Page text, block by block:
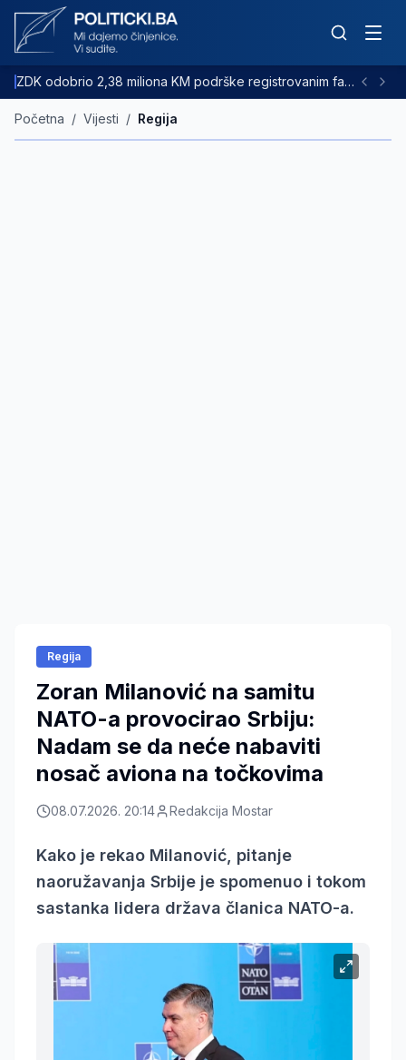
ZDK odobrio 2,38 miliona KM podrške registrovanim farmama goveda
Početna / Vijesti / Regija
Regija
Zoran Milanović na samitu
NATO-a provocirao Srbiju:
Nadam se da neće nabaviti
nosač aviona na točkovima
08.07.2026. 20:14 Redakcija Mostar
Kako je rekao Milanović, pitanje
naoružavanja Srbije je spomenuo i tokom
sastanka lidera država članica NATO-a.